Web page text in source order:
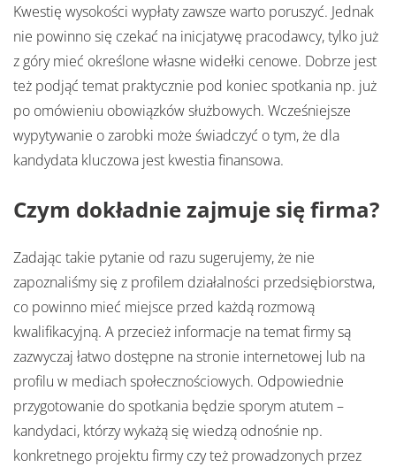
Kwestię wysokości wypłaty zawsze warto poruszyć. Jednak
nie powinno się czekać na inicjatywę pracodawcy, tylko już
z góry mieć określone własne widełki cenowe. Dobrze jest
też podjąć temat praktycznie pod koniec spotkania np. już
po omówieniu obowiązków służbowych. Wcześniejsze
wypytywanie o zarobki może świadczyć o tym, że dla
kandydata kluczowa jest kwestia finansowa.
Czym dokładnie zajmuje się firma?
Zadając takie pytanie od razu sugerujemy, że nie
zapoznaliśmy się z profilem działalności przedsiębiorstwa,
co powinno mieć miejsce przed każdą rozmową
kwalifikacyjną. A przecież informacje na temat firmy są
zazwyczaj łatwo dostępne na stronie internetowej lub na
profilu w mediach społecznościowych. Odpowiednie
przygotowanie do spotkania będzie sporym atutem –
kandydaci, którzy wykażą się wiedzą odnośnie np.
konkretnego projektu firmy czy też prowadzonych przez